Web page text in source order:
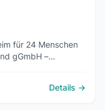
für 24 Menschen
gGmbH –
Details →